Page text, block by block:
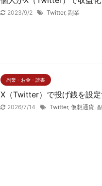
2023/9/2 Twitter, 副業
副業・お金・読書
X（Twitter）で投げ銭を設
2026/7/14 Twitter, 仮想通貨,